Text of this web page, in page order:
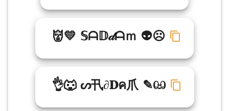
👹💛 𝕊ᗩ𝔻𝒹ᗩｍ 👽☹
👌🐺 ᔕ卂∂𝐃ค爪 ✎ඏ